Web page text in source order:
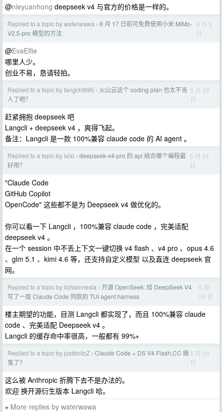
@nieyuanhong deepseek v4 与官方的价格是一样的。
Replied to a topic by waterwawa › 6 月 17 日前可免费使用小米 MiMo-
V2.5-pro 模型的方法
6 月 3
日
@EvaElfie
哪里人少。
创业不易，恳请轻拍。
Replied to a topic by tangchi695 › 火山云这个 coding plan 也太不当
人了吧？
5 月 26
日
赶紧拥抱 deepseek 吧
Langcli + deepseek v4 ，爽得飞起。
备注：Langcli 是一款 100%兼容 claude code 的 AI agent 。
Replied to a topic by ixixi › deepseek-v4-pro 的 api 结合哪个编程最
好用？
5 月 24
日
"Claude Code
GitHub Copilot
OpenCode" 这些都不是为 Deepseek v4 做优化的。
你可以看一下 Langcli ，100%兼容 claude code ，完美适配
deepseek v4 。
在一个 session 中不丢上下文一键切换 v4 flash 、v4 pro 、opus 4.6
、glm 5.1 、kimi 4.6 等，还支持自定义模型 以及直连 deepseek 官
网。
Replied to a topic by lichamnesia › 开源 OpenSeek: 给 DeepSeek V4
写了一层 Claude Code 同款的 TUI agent harness
5 月
24 日
楼主期望的功能，目测 Langcli 都实现了，而且 100%兼容 claude
code 、完美适配 Deepseek v4 。
Langcli 的缓存命中率很高，一般都有 99%+
Replied to a topic by justdoitzZ › Claude Code + DS V4 Flash,CC 搞
鬼了？
5 月 20
日
这么被 Anthropic 折腾下去不是办法的。
欢迎 换开源衍生版本 Langcli 哈。
» More replies by waterwawa